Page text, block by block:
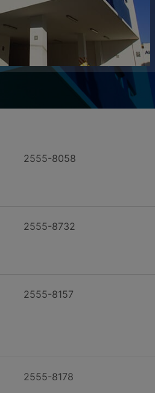
2555-8058
2555-8732
2555-8157
2555-8178